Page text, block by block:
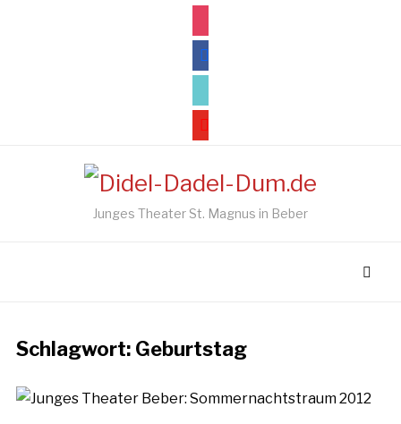
facebook
youtube
Junges Theater St. Magnus in Beber
Schlagwort: Geburtstag